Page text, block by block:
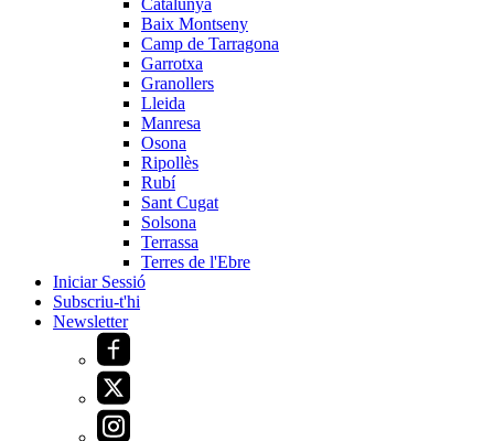
Catalunya
Baix Montseny
Camp de Tarragona
Garrotxa
Granollers
Lleida
Manresa
Osona
Ripollès
Rubí
Sant Cugat
Solsona
Terrassa
Terres de l'Ebre
Iniciar Sessió
Subscriu-t'hi
Newsletter